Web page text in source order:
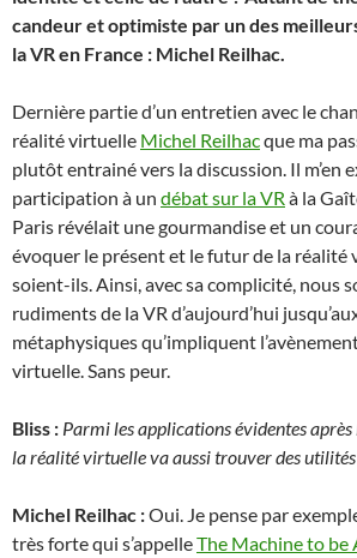
candeur et optimiste par un des
la VR en France : Michel Reilhac.
Dernière partie d’un entretien avec le
réalité virtuelle Michel Reilhacque ma
plutôt entrainé vers la discussion. Il m’en
participation à un débat sur la VR à la
Paris révélait une gourmandise et un
évoquer le présent et le futur de la réalité
soient-ils. Ainsi, avec sa complicité, nous
rudiments de la VR d’aujourd’hui
métaphysiques qu’impliquent
virtuelle. Sans peur.
Bliss : Parmi les applications évidentes
la réalité virtuelle va aussi trouver des
Michel Reilhac :Oui. Je pense par
très forte qui s’appelleThe Machine to be